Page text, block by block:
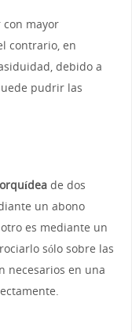
con mayor
contrario, en
debido a
pudrir las
orquídeade dos
un abono
es mediante un
sólo sobre las
necesarios en una